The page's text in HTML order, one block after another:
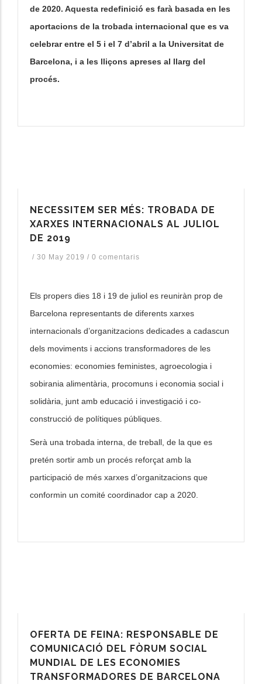
de 2020. Aquesta redefinició es farà basada en les
aportacions de la trobada internacional que es va
celebrar entre el 5 i el 7 d’abril a la Universitat de
Barcelona, i a les lliçons apreses al llarg del
procés.
NECESSITEM SER MÉS: TROBADA DE
XARXES INTERNACIONALS AL JULIOL
DE 2019
/ 30 May 2019 / 0 comentaris
Els propers dies 18 i 19 de juliol es reuniràn prop de
Barcelona representants de diferents xarxes
internacionals d’organitzacions dedicades a cadascun
dels moviments i accions transformadores de les
economies: economies feministes, agroecologia i
sobirania alimentària, procomuns i economia social i
solidària, junt amb educació i investigació i co-
construcció de polítiques públiques.
Serà una trobada interna, de treball, de la que es
pretén sortir amb un procés reforçat amb la
participació de més xarxes d’organitzacions que
conformin un comité coordinador cap a 2020.
OFERTA DE FEINA: RESPONSABLE DE
COMUNICACIÓ DEL FÒRUM SOCIAL
MUNDIAL DE LES ECONOMIES
TRANSFORMADORES DE BARCELONA